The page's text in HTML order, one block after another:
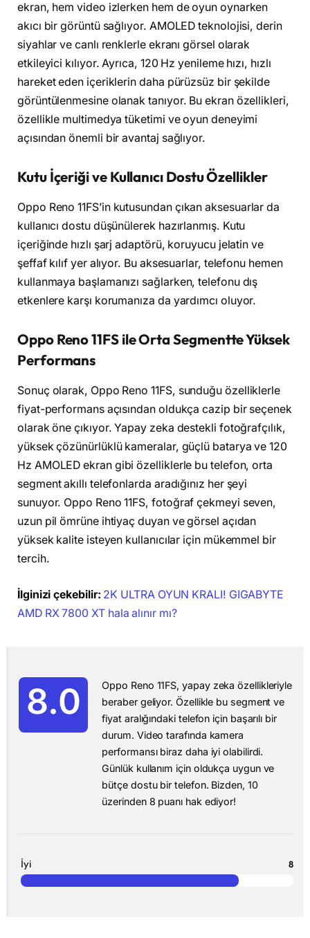
ekran, hem video izlerken hem de oyun oynarken
akıcı bir görüntü sağlıyor. AMOLED teknolojisi, derin
siyahlar ve canlı renklerle ekranı görsel olarak
etkileyici kılıyor. Ayrıca, 120 Hz yenileme hızı, hızlı
hareket eden içeriklerin daha pürüzsüz bir şekilde
görüntülenmesine olanak tanıyor. Bu ekran özellikleri,
özellikle multimedya tüketimi ve oyun deneyimi
açısından önemli bir avantaj sağlıyor.
Kutu İçeriği ve Kullanıcı Dostu Özellikler
Oppo Reno 11FS’in kutusundan çıkan aksesuarlar da
kullanıcı dostu düşünülerek hazırlanmış. Kutu
içeriğinde hızlı şarj adaptörü, koruyucu jelatin ve
şeffaf kılıf yer alıyor. Bu aksesuarlar, telefonu hemen
kullanmaya başlamanızı sağlarken, telefonu dış
etkenlere karşı korumanıza da yardımcı oluyor.
Oppo Reno 11FS ile Orta Segmentte Yüksek
Performans
Sonuç olarak, Oppo Reno 11FS, sunduğu özelliklerle
fiyat-performans açısından oldukça cazip bir seçenek
olarak öne çıkıyor. Yapay zeka destekli fotoğrafçılık,
yüksek çözünürlüklü kameralar, güçlü batarya ve 120
Hz AMOLED ekran gibi özelliklerle bu telefon, orta
segment akıllı telefonlarda aradığınız her şeyi
sunuyor. Oppo Reno 11FS, fotoğraf çekmeyi seven,
uzun pil ömrüne ihtiyaç duyan ve görsel açıdan
yüksek kalite isteyen kullanıcılar için mükemmel bir
tercih.
İlginizi çekebilir: 2K ULTRA OYUN KRALI! GIGABYTE
AMD RX 7800 XT hala alınır mı?
8.0
Oppo Reno 11FS, yapay zeka özellikleriyle
beraber geliyor. Özellikle bu segment ve
fiyat aralığındaki telefon için başarılı bir
durum. Video tarafında kamera
performansı biraz daha iyi olabilirdi.
Günlük kullanım için oldukça uygun ve
bütçe dostu bir telefon. Bizden, 10
üzerinden 8 puanı hak ediyor!
İyi 8